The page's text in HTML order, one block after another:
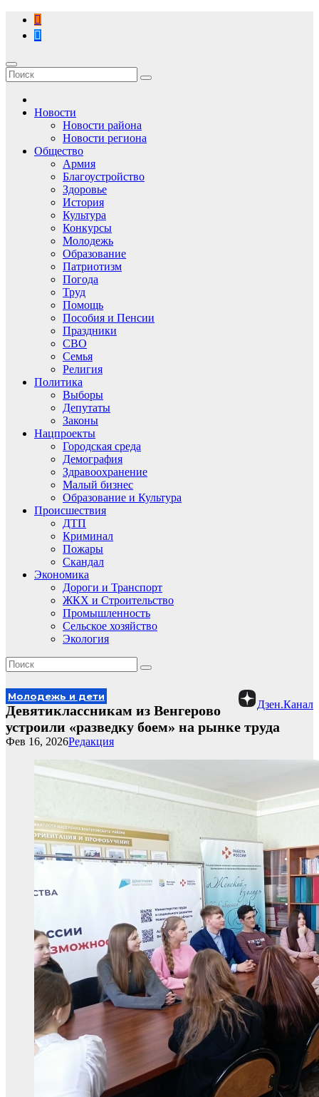
Перейти
содержимому
Новости
Новости района
Новости региона
Общество
Армия
Благоустройство
Здоровье
История
Культура
Конкурсы
Молодежь
Образование
Патриотизм
Погода
Труд
Помощь
Пособия и Пенсии
Праздники
СВО
Семья
Религия
Политика
Выборы
Депутаты
Законы
Нацпроекты
Городская среда
Демография
Здравоохранение
Малый бизнес
Образование и Культура
Происшествия
ДТП
Криминал
Пожары
Скандал
Экономика
Дороги и Транспорт
ЖКХ и Строительство
Промышленность
Сельское хозяйство
Экология
Молодежь и дети
Дзен.Канал
Девятиклассникам из Венгерово
устроили «разведку боем» на рынке труда
Редакция
Фев 16, 2026